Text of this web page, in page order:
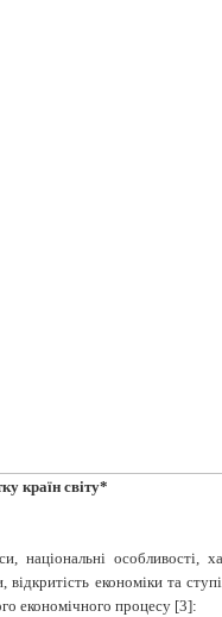
країн світу*
особливості,
економіки та
економічного процесу [3]: